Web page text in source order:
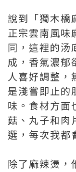
說到「獨木橋
正宗雲南風味
同，這裡的汤
成，香氣濃郁
人喜好調整，
是淺嘗即止的
味。食材方面
菇、丸子和肉
選，每次我都
除了麻辣燙，